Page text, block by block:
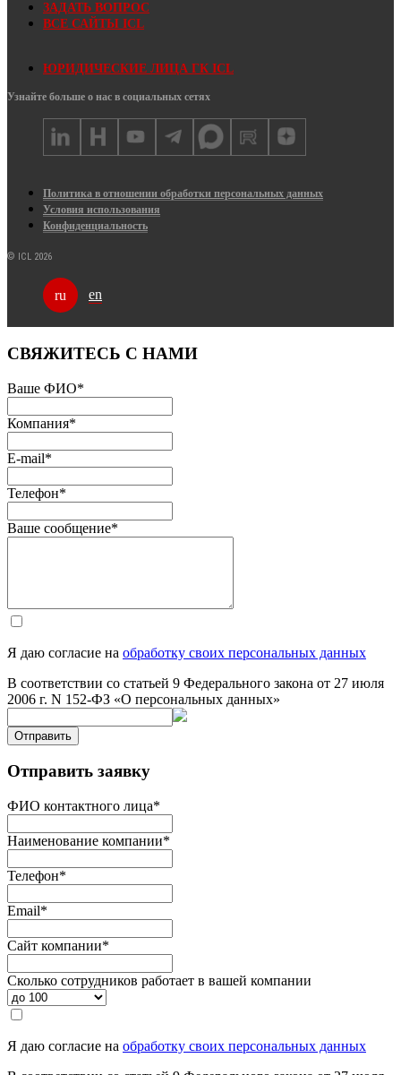
ЗАДАТЬ ВОПРОС
ВСЕ САЙТЫ ICL
ЮРИДИЧЕСКИЕ ЛИЦА ГК ICL
Узнайте больше о нас в социальных сетях
Политика в отношении обработки персональных данных
Условия использования
Конфиденциальность
© ICL 2026
ru en
СВЯЖИТЕСЬ С НАМИ
Ваше ФИО*
Компания*
E-mail*
Телефон*
Ваше сообщение*
Я даю согласие на обработку своих персональных данных
В соответствии со статьей 9 Федерального закона от 27 июля
2006 г. N 152-ФЗ «О персональных данных»
Отправить
Отправить заявку
ФИО контактного лица*
Наименование компании*
Телефон*
Email*
Сайт компании*
Сколько сотрудников работает в вашей компании
Я даю согласие на обработку своих персональных данных